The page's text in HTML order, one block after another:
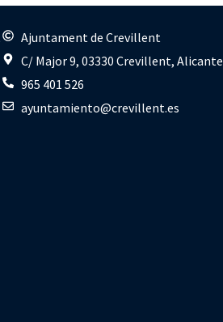
Ajuntament de Crevillent
C/ Major 9, 03330 Crevillent, Alicante
965 401 526
ayuntamiento@crevillent.es